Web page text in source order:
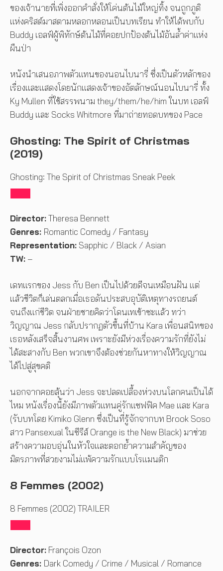
ของเจ้านายที่เพิ่งออกคำสั่งให้โค่นต้นไม้ใหญ่ทิ้ง จนถูกภูติ
แห่งคริสต์มาสตามหลอกหลอนเป็นบทเรียน ทำให้ได้พบกับ
Buddy เอลฟ์ผู้พิทักษ์ต้นไม้ที่คอยปกป้องต้นไม้อันล้ำค่าแห่ง
ผืนป่า
หนังนำเสนอภาพตัวแทนของนอนไบนารี่ ซึ่งเป็นตัวหลักของ
เรื่องและแสดงโดยนักแสดงเจ้าของอัตลักษณ์นอนไบนารี่ ทั้ง
Ky Mullen ที่ใช้สรรพนาม they/them/he/him ในบท เอลฟ์
Buddy และ Socks Whitmore ที่มาถ่ายทอดบทของ Pace
Ghosting: The Spirit of Christmas
(2019)
Ghosting: The Spirit of Christmas Sneak Peek
Director:Theresa Bennett
Genres: Romantic Comedy / Fantasy
Representation: Sapphic / Black / Asian
TW: –
เดทแรกของ Jess กับ Ben เป็นไปด้วยดีจนเหมือนฝัน แต่
แล้วชีวิตก็เล่นตลกเมื่อเธอดันประสบอุบัติเหตุทางรถยนต์
จนถึงแก่ชีวิต จนฝ่ายชายคิดว่าโดนเทเข้าซะแล้ว ทว่า
วิญญาณ Jess กลับปรากฏตัวขึ้นที่บ้าน Kara เพื่อนสนิทของ
เธอหลังเสร็จสิ้นงานศพ เพราะยังมีห่วงเรื่องความรักที่ยังไม่
ได้สะสางกับ Ben พวกเขาจึงต้องช่วยกันหาทางให้วิญญาณ
ได้ไปสู่สุขคติ
นอกจากคอยลุ้นว่า Jess จะปลดเปลื้องห่วงบนโลกคนเป็นได้
ไหม หนังเรื่องนี้ยังมีภาพตัวแทนคู่รักแซฟฟิค Mae และ Kara
(รับบทโดย Kimiko Glenn ซึ่งเป็นที่รู้จักจากบท Brook Soso
สาว Pansexual ในซีรีส์ Orange is the New Black) มาช่วย
สร้างความอบอุ่นในหัวใจและตอกย้ำความสำคัญของ
มิตรภาพที่สวยงามไม่แพ้ความรักแบบโรแมนติก
8 Femmes (2002)
8 Femmes (2002) TRAILER
Director: François Ozon
Genres: Dark Comedy / Crime / Musical / Romance